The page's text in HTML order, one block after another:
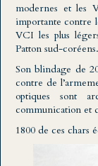
modernes et les
importante contre
VCI les plus
Patton sud-coréens.
Son blindage de
contre de
optiques sont
communication et
1800 de ces chars